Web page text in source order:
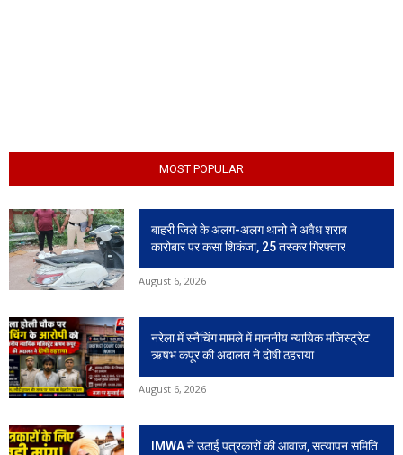
MOST POPULAR
बाहरी जिले के अलग-अलग थानो ने अवैध शराब
कारोबार पर कसा शिकंजा, 25 तस्कर गिरफ्तार
August 6, 2026
नरेला में स्नैचिंग मामले में माननीय न्यायिक मजिस्ट्रेट
ऋषभ कपूर की अदालत ने दोषी ठहराया
August 6, 2026
IMWA ने उठाई पत्रकारों की आवाज, सत्यापन समिति